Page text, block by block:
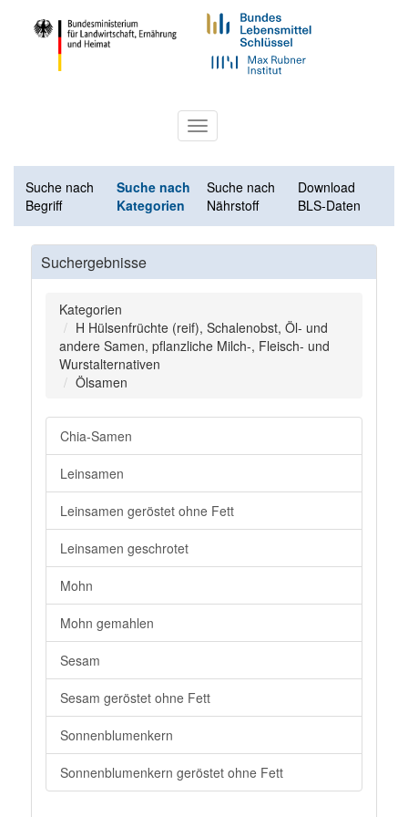
Toggle
navigation
Suche nach
Begriff
Suche nach
Kategorien
Suche nach
Nährstoff
Download
BLS-Daten
Suchergebnisse
Kategorien
H Hülsenfrüchte (reif), Schalenobst, Öl- und
andere Samen, pflanzliche Milch-, Fleisch- und
Wurstalternativen
Ölsamen
Chia-Samen
Leinsamen
Leinsamen geröstet ohne Fett
Leinsamen geschrotet
Mohn
Mohn gemahlen
Sesam
Sesam geröstet ohne Fett
Sonnenblumenkern
Sonnenblumenkern geröstet ohne Fett